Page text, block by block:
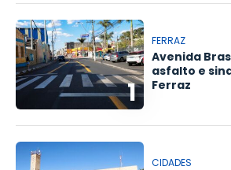
1
FERRAZ
Avenida
asfalto e
Ferraz
CIDADES